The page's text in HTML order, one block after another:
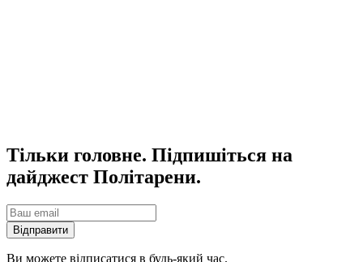
Тільки головне. Підпишіться на
дайджест Політарени.
Відправити
Ви можете відписатися в будь-який час.